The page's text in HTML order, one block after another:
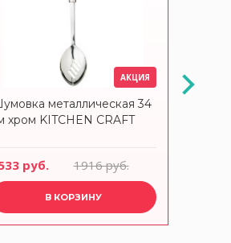
АКЦИЯ
металлическая 34
хром KITCHEN CRAFT
руб. 1916 руб.
В КОРЗИНУ